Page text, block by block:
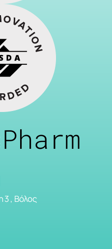
3 , Βόλος